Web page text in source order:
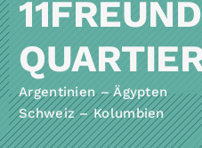
Argentinien – Ägypten
Schweiz – Kolumbien